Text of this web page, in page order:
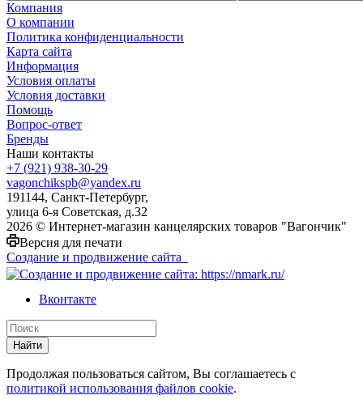
Компания
О компании
Политика конфиденциальности
Карта сайта
Информация
Условия оплаты
Условия доставки
Помощь
Вопрос-ответ
Бренды
Наши контакты
+7 (921) 938-30-29
vagonchikspb@yandex.ru
191144, Санкт-Петербург,
улица 6-я Советская, д.32
2026 © Интернет-магазин канцелярских товаров "Вагончик"
Версия для печати
Создание и продвижение сайта
Вконтакте
Найти
Продолжая пользоваться сайтом, Вы соглашаетесь с
политикой использования файлов cookie.